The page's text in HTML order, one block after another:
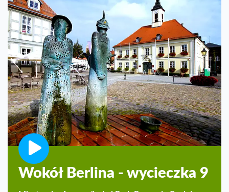
Wokół Berlina - wycieczka 9